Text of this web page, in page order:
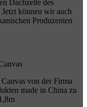
Dachzelte des
können wir auch
Produzenten
von der Firma
made in China zu